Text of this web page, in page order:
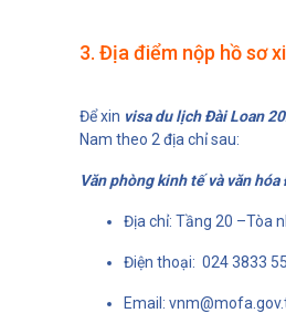
3. Địa điểm nộp hồ sơ
Để xin visa du lịch Đài Loan
Nam theo 2 địa chỉ sau:
Văn phòng kinh tế và văn
Địa chỉ: Tầng 20 –Tòa
Điện thoại: 024 3833
Email: